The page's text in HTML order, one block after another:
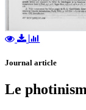
Journal article
Le